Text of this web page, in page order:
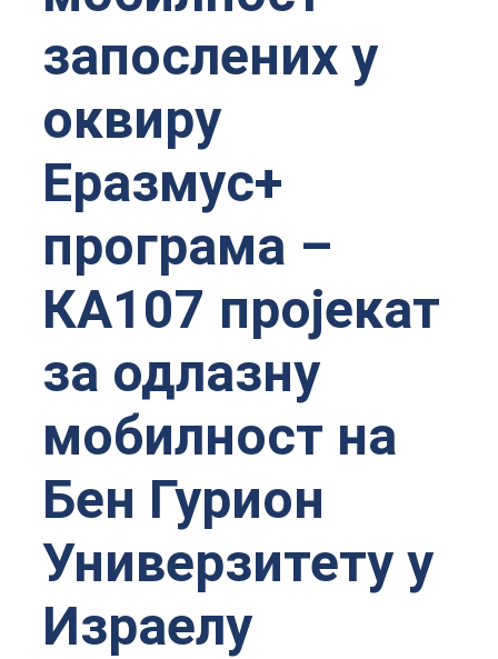
запослених у
оквиру
Еразмус+
програма –
КА107 пројекат
за одлазну
мобилност на
Бен Гурион
Универзитету у
Израелу